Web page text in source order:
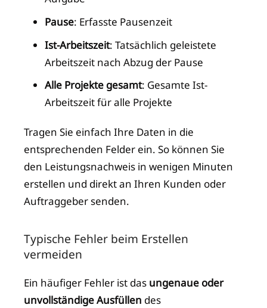
Pause: Erfasste Pausenzeit
Ist-Arbeitszeit: Tatsächlich geleistete
Arbeitszeit nach Abzug der Pause
Alle Projekte gesamt: Gesamte Ist-
Arbeitszeit für alle Projekte
Tragen Sie einfach Ihre Daten in die
entsprechenden Felder ein. So können Sie
den Leistungsnachweis in wenigen Minuten
erstellen und direkt an Ihren Kunden oder
Auftraggeber senden.
Typische Fehler beim Erstellen
vermeiden
Ein häufiger Fehler ist das ungenaue oder
unvollständige Ausfüllen des